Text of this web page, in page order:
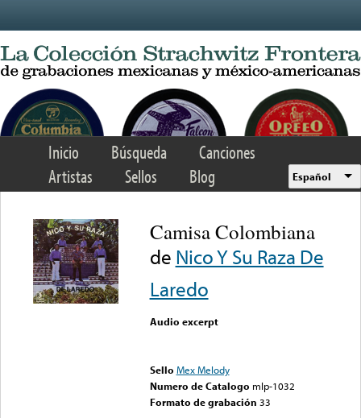
Inicio Búsqueda
Canciones
Artistas
Sellos Blog Español
Camisa Colombiana
de Nico Y Su Raza De
Laredo
Audio excerpt
Sello Mex Melody
Numero de Catalogo mlp-1032
Formato de grabación 33